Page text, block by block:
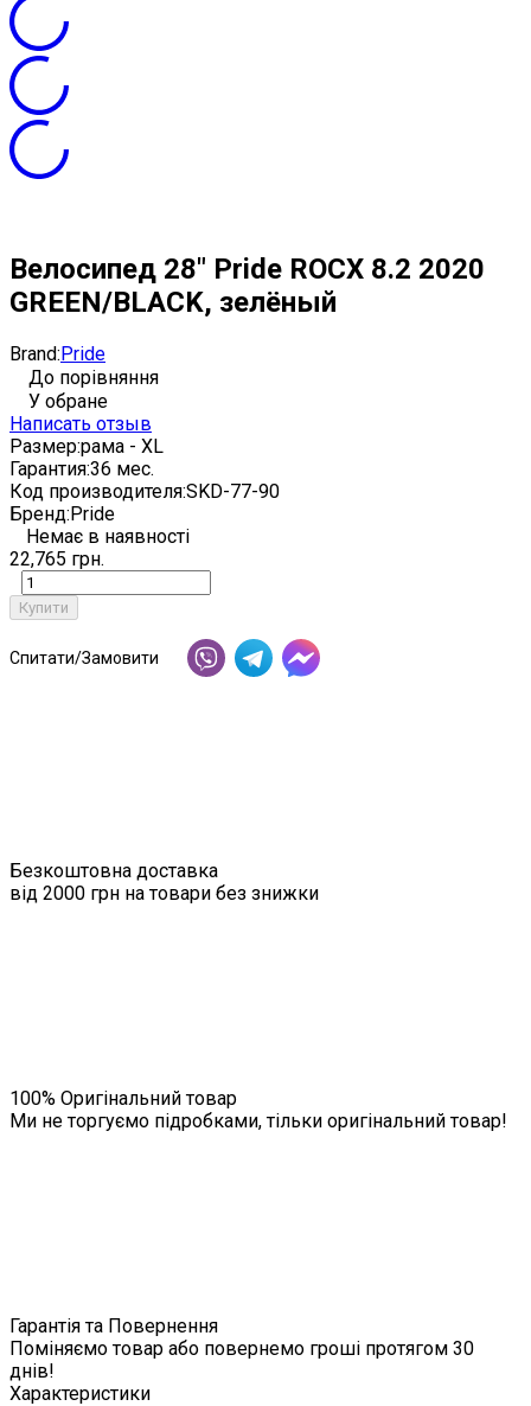
Велосипед 28" Pride ROCX 8.2 2020
GREEN/BLACK, зелёный
Brand:Pride
До порівняння
У обране
Написать отзыв
Размер:рама - XL
Гарантия:36 мес.
Код производителя:SKD-77-90
Бренд:Pride
Немає в наявності
22,765 грн.
Купити
Спитати/Замовити
Безкоштовна доставка
від 2000 грн на товари без знижки
100% Оригінальний товар
Ми не торгуємо підробками, тільки оригінальний товар!
Гарантія та Повернення
Поміняємо товар або повернемо гроші протягом 30
днів!
Характеристики